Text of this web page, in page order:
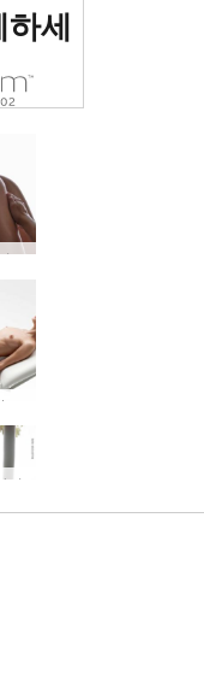
세
천상의 주무르기 마사지
지커플의 성적 각성 마사지
Serena L과 Alex의 성적 관계탄트라 테두리 마사지
이트
세
지
지탄트라 러브 메이킹 마사지
인터랙티브 에로틱 커플 마사지
지
장난스러운 탄트라 마사지
이트
세
에로틱 커플 링 마사지Sali와 Quin의 호텔 섹스
포 핸즈 마스크 링감 마사지지
피Liam과 Liz의 My Asian Girlfriend여성 오르가즘의 물리학
Liam과 Mahalia의 My Manila Mistress탄트라 섹슈얼 힐링 마사지
Helena와 Aaron의 Double Pleasure
이트
세
지
스수탉 제어 마사지의 예술Alexa와 Adam의 검역 시간 죽이기분출 오르가즘 마사지
지
이트
세
미친 클라이맥스 마사지
Go West Young Girl글로리 홀 테이블 마사지
지
지젖은 야생 페니스 마사지
이트
세
성적 자극 마사지의 예술